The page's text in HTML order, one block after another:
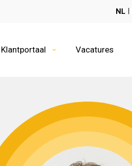
NL
Klantportaal Vacatures